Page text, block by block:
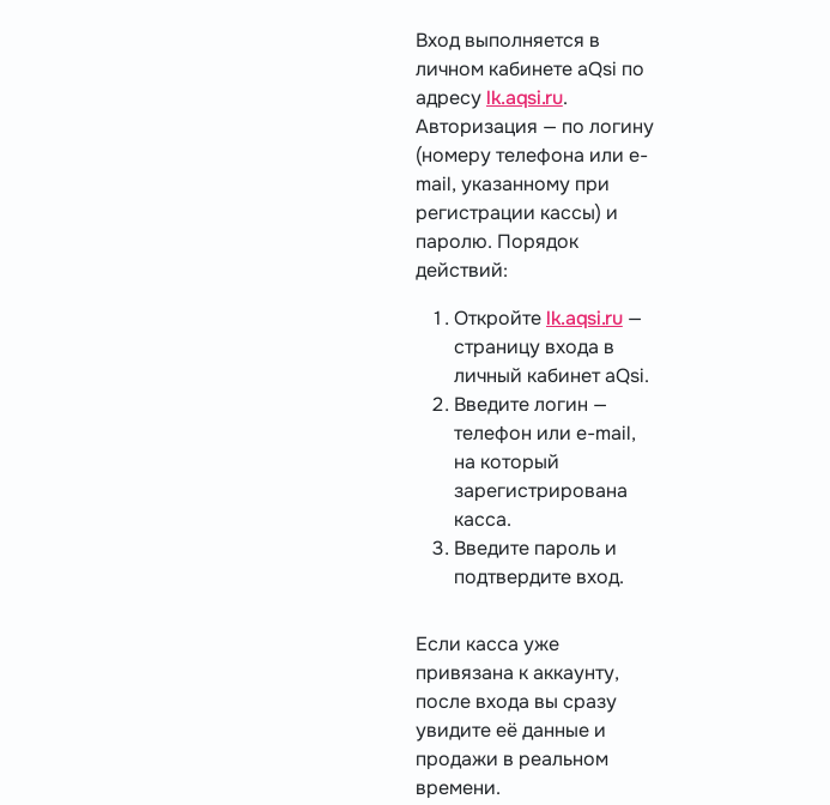
Вход выполняется в
личном кабинете aQsi по
адресу lk.aqsi.ru.
Авторизация — по логину
(номеру телефона или e-
mail, указанному при
регистрации кассы) и
паролю. Порядок
действий:
Откройте lk.aqsi.ru—
страницу входа в
личный кабинет aQsi.
Введите логин —
телефон или e-mail,
на который
зарегистрирована
касса.
Введите пароль и
подтвердите вход.
Если касса уже
привязана к аккаунту,
после входа вы сразу
увидите её данные и
продажи в реальном
времени.